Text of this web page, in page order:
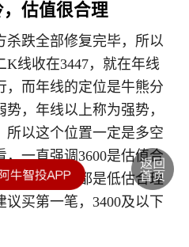
估值很合理
杀跌全部修复完毕，所以
线收在3447，就在年线
，而年线的定位是牛熊分
，年线以上称为强势，
所以这个位置一定是多空
，一直强调3600是估值合
3600以下都是低估合理
议买第一笔，3400及以下